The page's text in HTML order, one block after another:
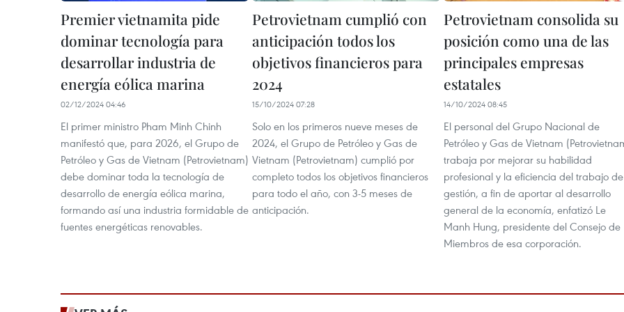
Premier vietnamita pide
dominar tecnología para
desarrollar industria de
energía eólica marina
02/12/2024 04:46
El primer ministro Pham Minh Chinh
manifestó que, para 2026, el Grupo de
Petróleo y Gas de Vietnam (Petrovietnam)
debe dominar toda la tecnología de
desarrollo de energía eólica marina,
formando así una industria formidable de
fuentes energéticas renovables.
Petrovietnam cumplió con
anticipación todos los
objetivos financieros para
2024
15/10/2024 07:28
Solo en los primeros nueve meses de
2024, el Grupo de Petróleo y Gas de
Vietnam (Petrovietnam) cumplió por
completo todos los objetivos financieros
para todo el año, con 3-5 meses de
anticipación.
Petrovietnam consolida su
posición como una de las
principales empresas
estatales
14/10/2024 08:45
El personal del Grupo Nacional de
Petróleo y Gas de Vietnam
trabaja por mejorar su habilidad
profesional y la eficiencia del trabajo de
gestión, a fin de aportar al desarrollo
general de la economía, enfatizó Le
Manh Hung, presidente del Consejo de
Miembros de esa corporación.